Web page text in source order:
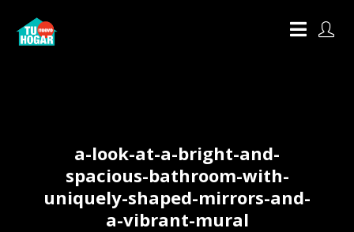
a-look-at-a-bright-and-
spacious-bathroom-with-
uniquely-shaped-mirrors-and-
a-vibrant-mural